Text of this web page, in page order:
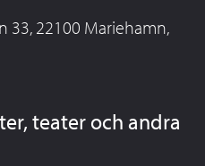
33, 22100 Mariehamn,
teater och andra